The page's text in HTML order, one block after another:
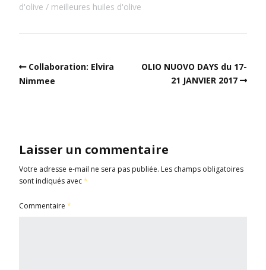
d'olive
meilleures huiles d'olive
Collaboration: Elvira
Nimmee
OLIO NUOVO DAYS du 17-
21 JANVIER 2017
Laisser un commentaire
Votre adresse e-mail ne sera pas publiée. Les champs obligatoires
sont indiqués avec*
Commentaire *